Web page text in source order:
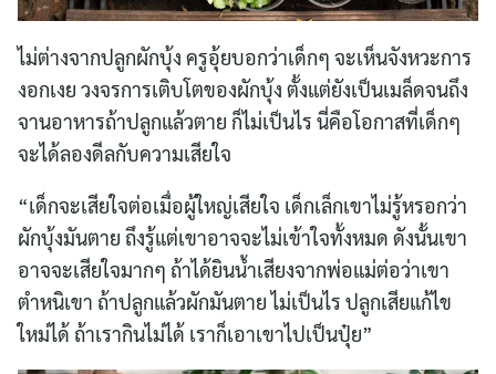
ไม่ต่างจากปลูกผักบุ้ง ครูอุ้ยบอกว่าเด็กๆ จะเห็นจังหวะการ
งอกเงย วงจรการเติบโตของผักบุ้ง ตั้งแต่ยังเป็นเมล็ดจนถึง
จานอาหารถ้าปลูกแล้วตาย ก็ไม่เป็นไร นี่คือโอกาสที่เด็กๆ
จะได้ลองดีลกับความเสียใจ
“เด็กจะเสียใจต่อเมื่อผู้ใหญ่เสียใจ เด็กเล็กเขาไม่รู้หรอกว่า
ผักบุ้งมันตาย ถึงรู้แต่เขาอาจจะไม่เข้าใจทั้งหมด ดังนั้นเขา
อาจจะเสียใจมากๆ ถ้าได้ยินน้ำเสียงจากพ่อแม่ต่อว่าเขา
ตำหนิเขา ถ้าปลูกแล้วผักมันตาย ไม่เป็นไร ปลูกเสียแก้ไข
ใหม่ได้ ถ้าเรากินไม่ได้ เราก็เอาเขาไปเป็นปุ๋ย”